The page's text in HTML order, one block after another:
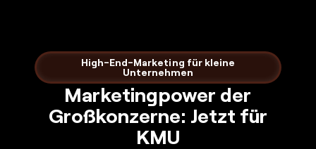
High-End-Marketing für kleine
Unternehmen
Marketingpower der
Großkonzerne: Jetzt für
KMU